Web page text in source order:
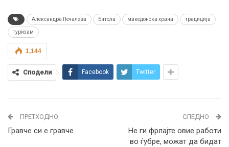
Александра Печалева Битола македонска храна традиција
туризам
1,144
Сподели Facebook Twitter
ПРЕТХОДНО
Гравче си е гравче
СЛЕДНО
Не ги фрлајте овие работи
во ѓубре, можат да бидат